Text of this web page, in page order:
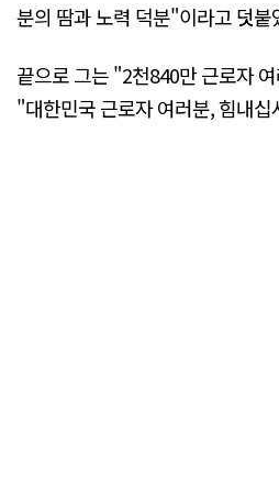
분의 땀과 노력 덕분"이라고 덧붙
끝으로 그는 "2천840만 근로자
"대한민국 근로자 여러분, 힘내